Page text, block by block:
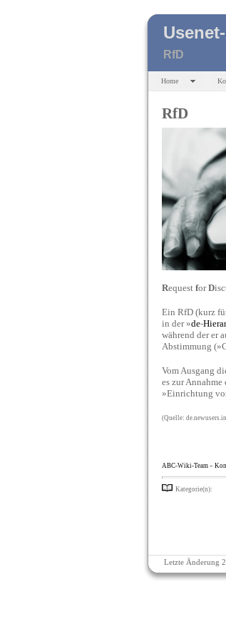
RfD
Home
RfD
Request forD
Ein RfD (kurz
in der »de-
während der er
Abstimmung
Vom Ausgang
es zur Annahme
»Einrichtung
(Quelle:
ABC-Wiki-Team »
Kategorie(n):
Letzte Änderung